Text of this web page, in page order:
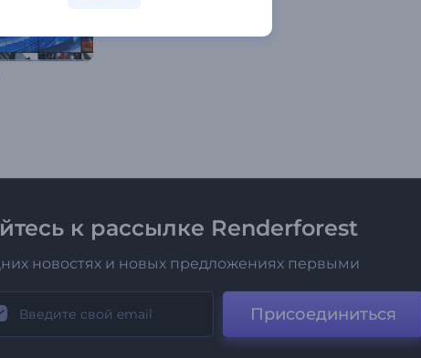
к рассылке Renderforest
новостях и новых предложениях первыми
Присоединиться